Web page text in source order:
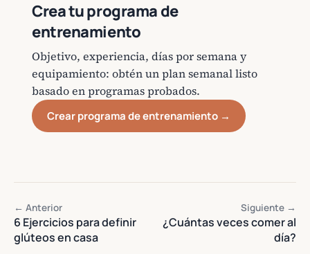
Crea tu programa de
entrenamiento
Objetivo, experiencia, días por semana y
equipamiento: obtén un plan semanal listo
basado en programas probados.
Crear programa de entrenamiento →
← Anterior
6 Ejercicios para definir
glúteos en casa
Siguiente →
¿Cuántas veces comer al
día?